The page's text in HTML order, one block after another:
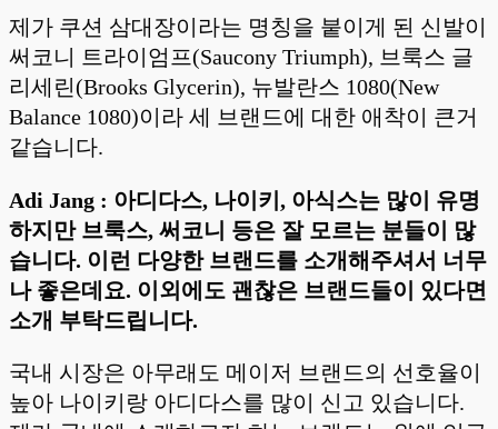
제가 쿠션 삼대장이라는 명칭을 붙이게 된 신발이
써코니 트라이엄프(Saucony Triumph), 브룩스 글
리세린(Brooks Glycerin), 뉴발란스 1080(New
Balance 1080)이라 세 브랜드에 대한 애착이 큰거
같습니다.
Adi Jang : 아디다스, 나이키, 아식스는 많이 유명
하지만 브룩스, 써코니 등은 잘 모르는 분들이 많
습니다. 이런 다양한 브랜드를 소개해주셔서 너무
나 좋은데요. 이외에도 괜찮은 브랜드들이 있다면
소개 부탁드립니다.
국내 시장은 아무래도 메이저 브랜드의 선호율이
높아 나이키랑 아디다스를 많이 신고 있습니다.